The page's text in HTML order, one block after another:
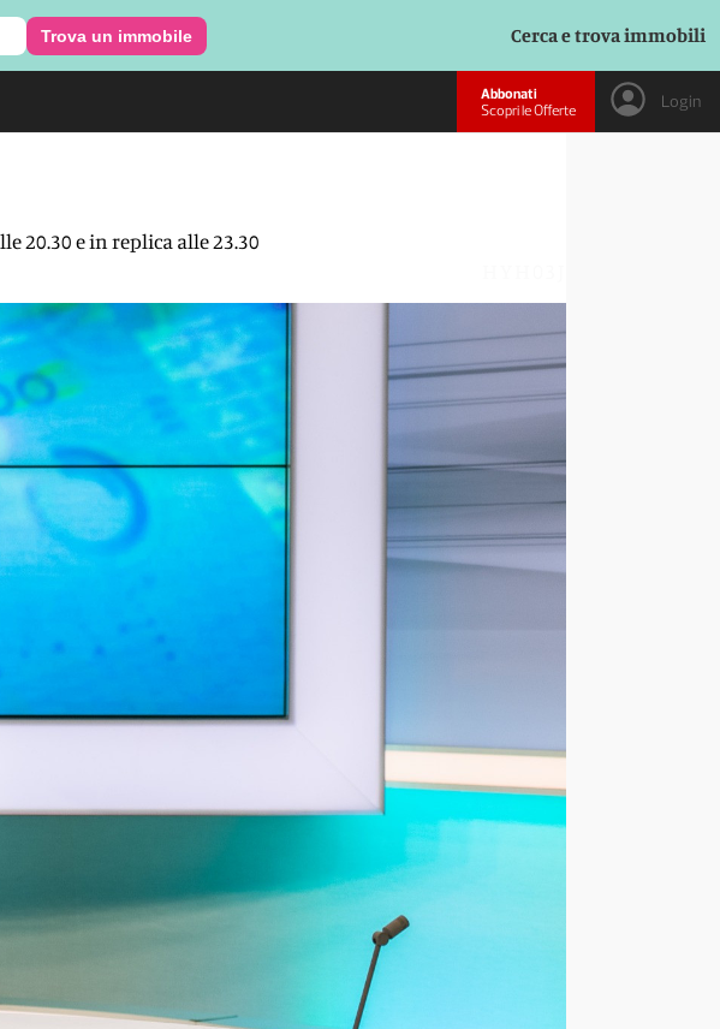
Trova un immobile Cerca e trova immobili
Abbonati
Scopri le Offerte
Login
20.30 e in replica alle 23.30